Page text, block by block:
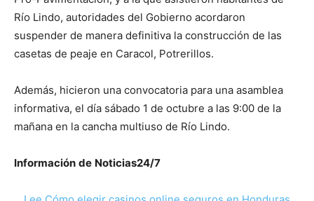
Río Lindo, autoridades del Gobierno acordaron
suspender de manera definitiva la construcción de las
casetas de peaje en Caracol, Potrerillos.
Además, hicieron una convocatoria para una asamblea
informativa, el día sábado 1 de octubre a las 9:00 de la
mañana en la cancha multiuso de Río Lindo.
Información de Noticias24/7